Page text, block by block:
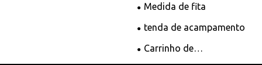
Medida de fita
tenda de acampamento
Carrinho de